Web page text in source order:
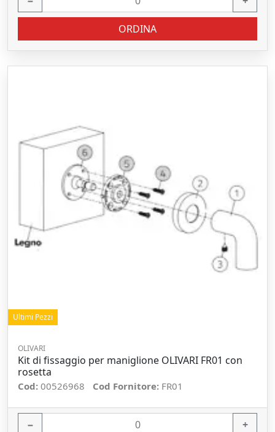
ORDINA
Ultimi Pezzi
OLIVARI
Kit di fissaggio per maniglione OLIVARI FR01 con
rosetta
Cod: 00526968 Cod Fornitore: FR01
− +